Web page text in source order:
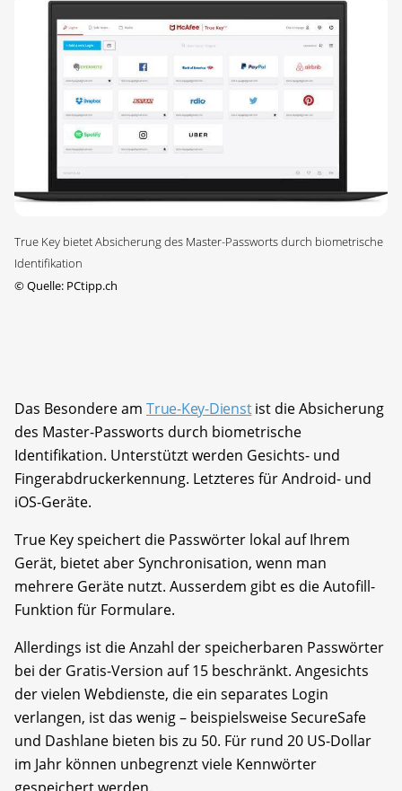
True Key bietet Absicherung des Master-Passworts durch biometrische
Identifikation
©Quelle: PCtipp.ch
Das Besondere am True-Key-Dienstist die Absicherung
des Master-Passworts durch biometrische
Identifikation. Unterstützt werden Gesichts- und
Fingerabdruckerkennung. Letzteres für Android- und
iOS-Geräte.
True Key speichert die Passwörter lokal auf Ihrem
Gerät, bietet aber Synchronisation, wenn man
mehrere Geräte nutzt. Ausserdem gibt es die Autofill-
Funktion für Formulare.
Allerdings ist die Anzahl der speicherbaren Passwörter
bei der Gratis-Version auf 15 beschränkt. Angesichts
der vielen Webdienste, die ein separates Login
verlangen, ist das wenig – beispielsweise SecureSafe
und Dashlane bieten bis zu 50. Für rund 20 US-Dollar
im Jahr können unbegrenzt viele Kennwörter